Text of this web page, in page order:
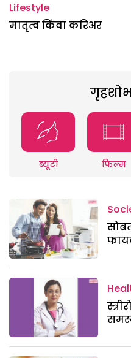
Lifestyle
मातृत्व किंवा करिअर
ब्यूटी फिल्म